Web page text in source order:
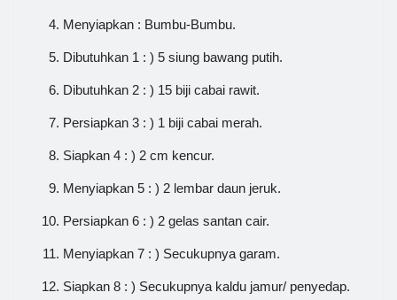
Menyiapkan : Bumbu-Bumbu.
Dibutuhkan 1 : ) 5 siung bawang putih.
Dibutuhkan 2 : ) 15 biji cabai rawit.
Persiapkan 3 : ) 1 biji cabai merah.
Siapkan 4 : ) 2 cm kencur.
Menyiapkan 5 : ) 2 lembar daun jeruk.
Persiapkan 6 : ) 2 gelas santan cair.
Menyiapkan 7 : ) Secukupnya garam.
Siapkan 8 : ) Secukupnya kaldu jamur/ penyedap.